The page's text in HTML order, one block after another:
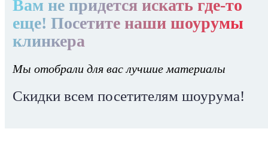
Вам не придется искать где-то
еще! Посетите наши шоурумы
клинкера
Мы отобрали для вас лучшие материалы
Скидки всем посетителям шоурума!